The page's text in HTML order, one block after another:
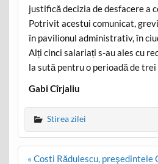
justifică decizia de desfacere a
Potrivit acestui comunicat,
în pavilionul administrativ, în
Alți cinci salariați s-au ales cu
la sută pentru o perioadă de trei
Gabi Cîrjaliu
Stirea zilei
Post
« Costi Rădulescu, preşedintele